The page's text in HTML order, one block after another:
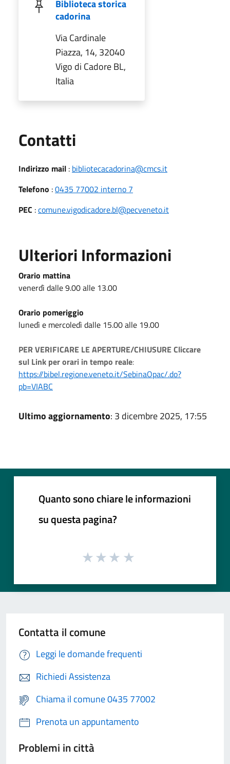
Biblioteca storica
cadorina
Via Cardinale
Piazza, 14, 32040
Vigo di Cadore BL,
Italia
Contatti
Indirizzo mail : bibliotecacadorina@cmcs.it
Telefono :0435 77002 interno 7
PEC :comune.vigodicadore.bl@pecveneto.it
Ulteriori Informazioni
Orario mattina
venerdì dalle 9.00 alle 13.00
Orario pomeriggio
lunedì e mercoledì dalle 15.00 alle 19.00
PER VERIFICARE LE APERTURE/CHIUSURE Cliccare
sul Link per orari in tempo reale:
https://bibel.regione.veneto.it/SebinaOpac/.do?
pb=VIABC
Ultimo aggiornamento: 3 dicembre 2025, 17:55
Quanto sono chiare le informazioni
su questa pagina?
Contatta il comune
Leggi le domande frequenti
Richiedi Assistenza
Chiama il comune 0435 77002
Prenota un appuntamento
Problemi in città